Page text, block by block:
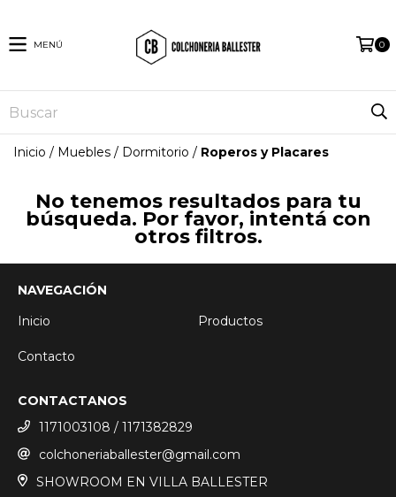
MENÚ 0
Inicio / Muebles / Dormitorio / Roperos y Placares
No tenemos resultados para tu
búsqueda. Por favor, intentá con
otros filtros.
NAVEGACIÓN
Inicio
Productos
Contacto
CONTACTANOS
1171003108 / 1171382829
colchoneriaballester@gmail.com
SHOWROOM EN VILLA BALLESTER